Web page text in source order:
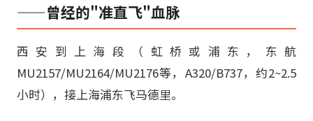
——曾经的"准直飞"血脉
西安到上海段（虹桥或浦东，东航
MU2157/MU2164/MU2176等，A320/B737，约2~2.5
小时），接上海浦东飞马德里。